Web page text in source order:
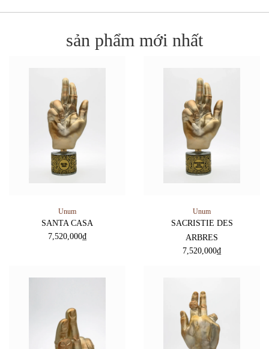
sản phẩm mới nhất
Unum
SANTA CASA
7,520,000₫
Unum
SACRISTIE DES
ARBRES
7,520,000₫